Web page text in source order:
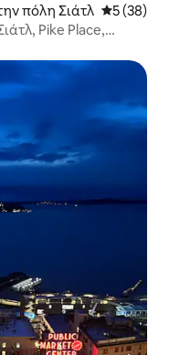
πόλη Σιάτλ Μέση
5 (38)
Pike Place,